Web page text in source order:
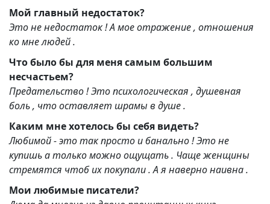
Мой главный недостаток?
Это не недостаток ! А мое отражение , отношения
ко мне людей .
Что было бы для меня самым большим
несчастьем?
Предательство ! Это психологическая , душевная
боль , что оставляет шрамы в душе .
Каким мне хотелось бы себя видеть?
Любимой - это так просто и банально ! Это не
купишь а только можно ощущать . Чаще женщины
стремятся чтоб их покупали . А я наверно наивна .
Мои любимые писатели?